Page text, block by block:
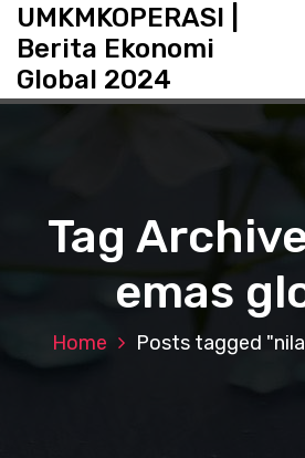
t
UMKMKOPERASI |
Berita Ekonomi
Global 2024
Tag
emas
Home Posts tagged